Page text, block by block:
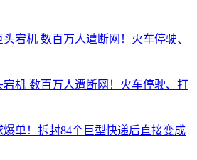
机 数百万人遭断网！火车停驶、打